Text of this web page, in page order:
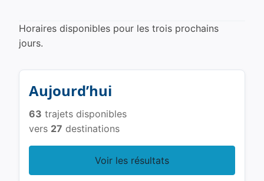
Horaires disponibles pour les trois prochains
jours.
Aujourd’hui
63 trajets disponibles
vers 27 destinations
Voir les résultats